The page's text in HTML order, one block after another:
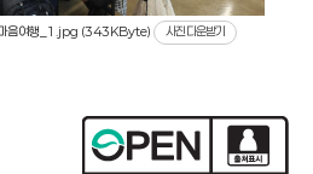
마음여행_1.jpg (343KByte) 사진 다운받기